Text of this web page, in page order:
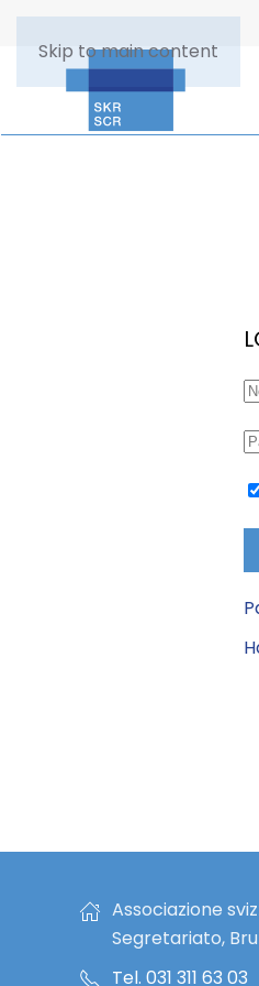
Skip to main content
Associazione
Segretariato,
Tel. 031 311 63 03